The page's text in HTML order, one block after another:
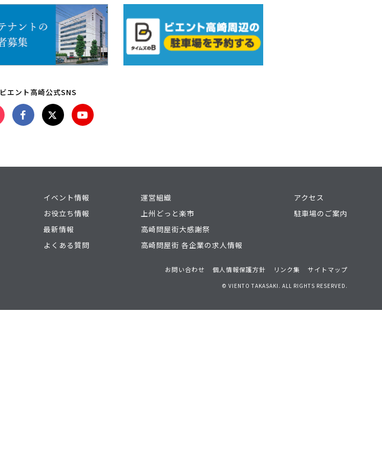
ビエント高崎公式SNS
イベント情報
お役立ち情報
最新情報
よくある質問
運営組織
上州どっと楽市
高崎問屋街大感謝祭
高崎問屋街 各企業の求人情報
アクセス
駐車場のご案内
お問い合わせ 個人情報保護方針 リンク集 サイトマップ
© VIENTO TAKASAKI. ALL RIGHTS RESERVED.